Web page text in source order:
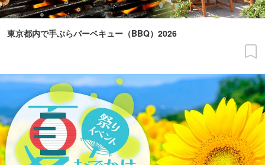
東京都内で手ぶらバーベキュー（BBQ）2026